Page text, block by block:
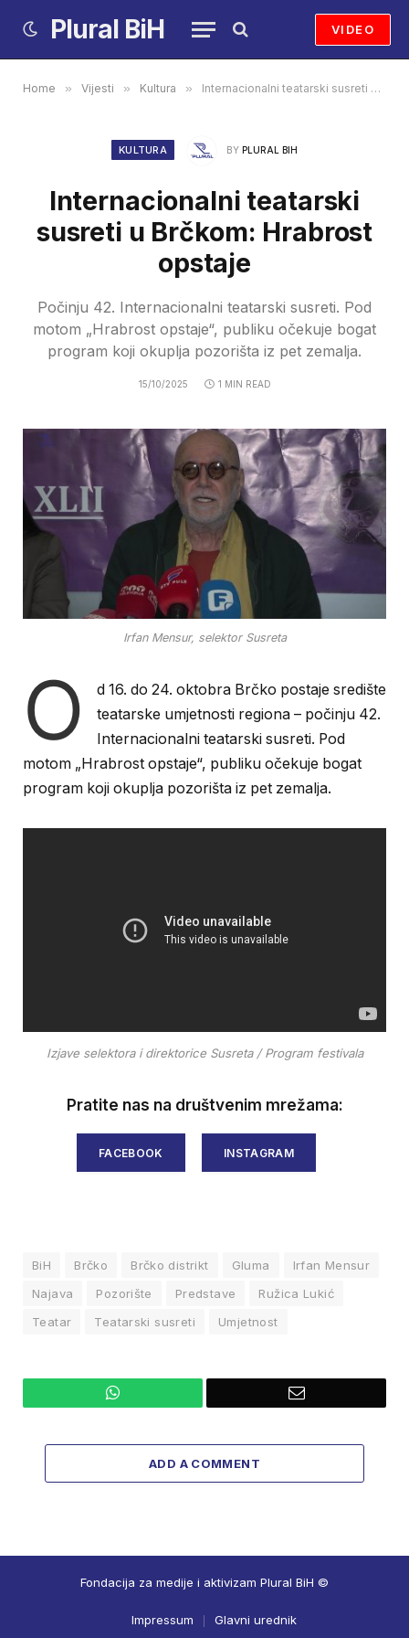
Plural BiH VIDEO
Home » Vijesti » Kultura » Internacionalni teatarski susreti u Brčkom: Hrabrost opstaje
KULTURA BY PLURAL BIH
Internacionalni teatarski
susreti u Brčkom: Hrabrost
opstaje
Počinju 42. Internacionalni teatarski susreti. Pod
motom „Hrabrost opstaje“, publiku očekuje bogat
program koji okuplja pozorišta iz pet zemalja.
15/10/2025 1 MIN READ
Irfan Mensur, selektor Susreta
O
d 16. do 24. oktobra Brčko postaje središte
teatarske umjetnosti regiona – počinju 42.
Internacionalni teatarski susreti. Pod
motom „Hrabrost opstaje“, publiku očekuje bogat
program koji okuplja pozorišta iz pet zemalja.
Izjave selektora i direktorice Susreta / Program festivala
Pratite nas na društvenim mrežama:
FACEBOOK INSTAGRAM
BiH Brčko Brčko distrikt Gluma
Irfan Mensur
Najava
Pozorište Predstave
Ružica Lukić
Teatar
Teatarski susreti Umjetnost
WhatsApp Email
ADD A COMMENT
Fondacija za medije i aktivizam Plural BiH ©
Impressum
Glavni urednik